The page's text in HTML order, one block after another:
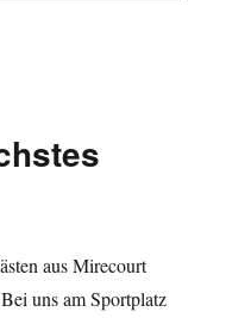
aus Mirecourt
uns am Sportplatz